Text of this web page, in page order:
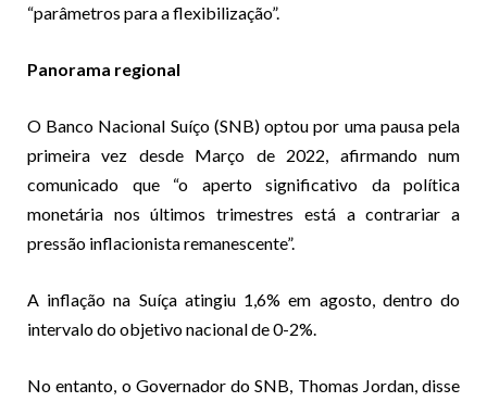
“parâmetros para a flexibilização”.
Panorama regional
O Banco Nacional Suíço (SNB) optou por uma pausa pela
primeira vez desde Março de 2022, afirmando num
comunicado que “o aperto significativo da política
monetária nos últimos trimestres está a contrariar a
pressão inflacionista remanescente”.
A inflação na Suíça atingiu 1,6% em agosto, dentro do
intervalo do objetivo nacional de 0-2%.
No entanto, o Governador do SNB, Thomas Jordan, disse